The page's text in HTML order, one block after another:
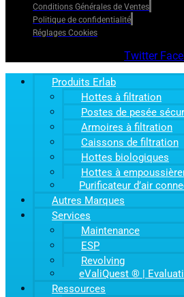
Conditions Générales de Ventes
Politique de confidentialité
Réglages Cookies
Twitter
Produits Erlab
Hottes à filtration
Postes de pesée
Armoires à filtration
Caissons de filtration
Hottes biologiques
Hottes à
Purificateur d’air
Autres Marques
Services
Maintenance
ESP
Revolving
eValiQuest ® |
Ressources